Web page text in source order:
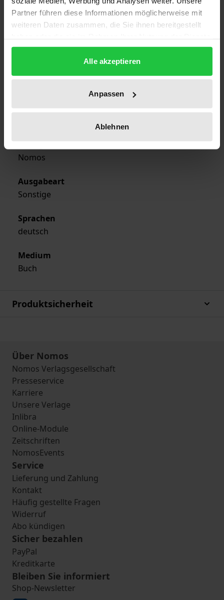
Partner führen diese Informationen möglicherweise mit
weiteren Daten zusammen, die Sie ihnen bereitgestellt
gesammelt haben.
Alle akzeptieren
Anpassen
Ablehnen
1
978-3-7890-0131-4
Erscheinungsjahr
Verlag
Nomos
Ausgabeart
Sonstige
Sprachen
deutsch
Medium
Buch
Produktsicherheit
Über Nomos
Nomos Verlagsgesellschaft
Presseservice
Karriere
Unsere Verlage
Inlibra
Online-Module
Zeitschriften
NomosEvents
Service
Lieferung und Zahlung
Kontakt
Häufig gestellte Fragen
Widerruf
Abo kündigen
Sicher bezahlen
PayPal
Kreditkarte
Bleiben Sie informiert
Shop-Newsletter